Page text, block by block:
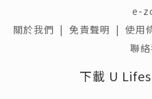
e-
關於我們 | 免責聲明 | 使用
聯
下載 U